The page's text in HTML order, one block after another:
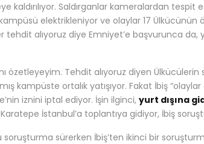
kaldırılıyor. Saldırganlar kameralardan tespit
elektrikleniyor ve olaylar 17 Ülkücünün
tehdit alıyoruz diye Emniyet’e başvurunca da,
özetleyeyim. Tehdit alıyoruz diyen
kampüste ortalık yatışıyor. Fakat İbiş
iznini iptal ediyor. İşin ilginci, yurt dışına
Karatepe İstanbul’a toplantıya gidiyor, İbiş
soruşturma sürerken İbiş’ten ikinci bir